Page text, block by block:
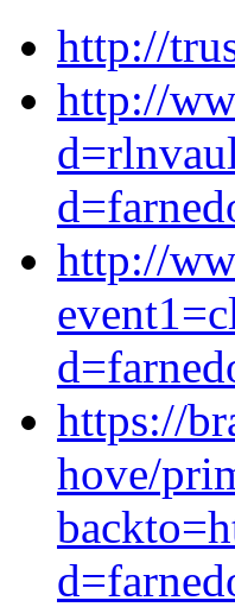
http://
http://
http://
https://
hove/